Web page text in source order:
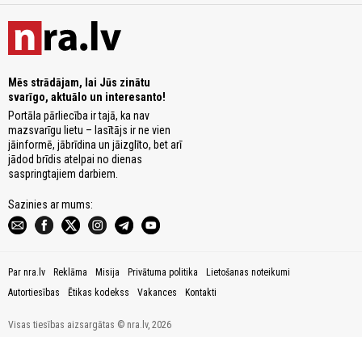
Mēs strādājam, lai Jūs zinātu
svarīgo, aktuālo un interesanto!
Portāla pārliecība ir tajā, ka nav
mazsvarīgu lietu – lasītājs ir ne vien
jāinformē, jābrīdina un jāizglīto, bet arī
jādod brīdis atelpai no dienas
saspringtajiem darbiem.
Sazinies ar mums:
Par nra.lv Reklāma Misija Privātuma politika
Lietošanas noteikumi
Autortiesības
Ētikas kodekss Vakances Kontakti
Visas tiesības aizsargātas © nra.lv, 2026